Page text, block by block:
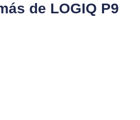
de LOGIQ P9